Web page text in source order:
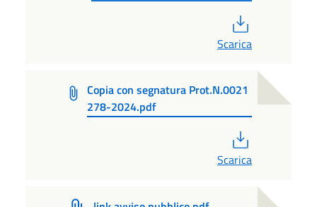
Scarica
Copia con segnatura Prot.N.0021
278-2024.pdf
Scarica